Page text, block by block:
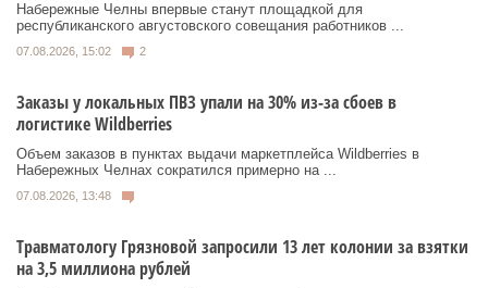
Набережные Челны впервые станут площадкой для
республиканского августовского совещания работников ...
07.08.2026, 15:02 2
Заказы у локальных ПВЗ упали на 30% из-за сбоев в
логистике Wildberries
Объем заказов в пунктах выдачи маркетплейса Wildberries в
Набережных Челнах сократился примерно на ...
07.08.2026, 13:48
Травматологу Грязновой запросили 13 лет колонии за взятки
на 3,5 миллиона рублей